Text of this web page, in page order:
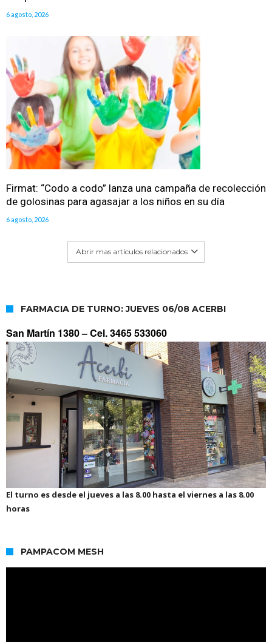
6 agosto, 2026
Firmat: “Codo a codo” lanza una campaña de recolección
de golosinas para agasajar a los niños en su día
6 agosto, 2026
Abrir mas artículos relacionados
FARMACIA DE TURNO: JUEVES 06/08 ACERBI
San Martín 1380 –Cel. 3465 533060
El turno es desde el jueves a las 8.00 hasta el viernes a las 8.00
horas
PAMPACOM MESH